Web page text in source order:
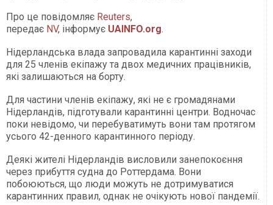
Про це повідомляє Reuters,
передає NV, інформує UAINFO.org.
Нідерландська влада запровадила карантинні заходи
для 25 членів екіпажу та двох медичних працівників,
які залишаються на борту.
Для частини членів екіпажу, які не є громадянами
Нідерландів, підготували карантинні центри. Водночас
поки невідомо, чи перебуватимуть вони там протягом
усього 42-денного карантинного періоду.
Деякі жителі Нідерландів висловили занепокоєння
через прибуття судна до Роттердама. Вони
побоюються, що люди можуть не дотримуватися
карантинних правил, однак не очікують нової пандемії.